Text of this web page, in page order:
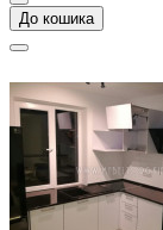
До кошика